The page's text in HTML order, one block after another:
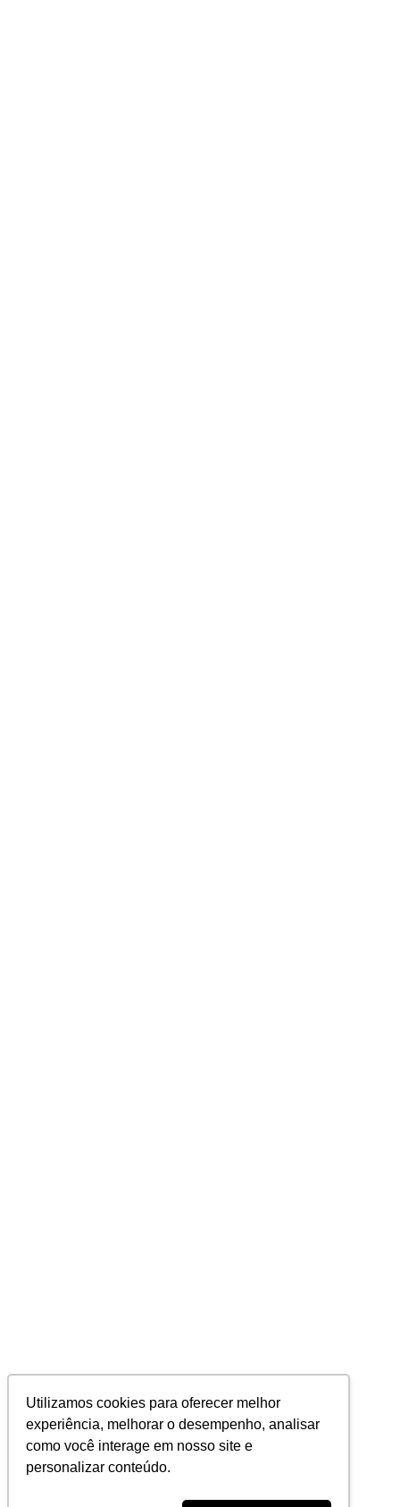
Utilizamos cookies para oferecer melhor
experiência, melhorar o desempenho, analisar
como você interage em nosso site e
personalizar conteúdo.